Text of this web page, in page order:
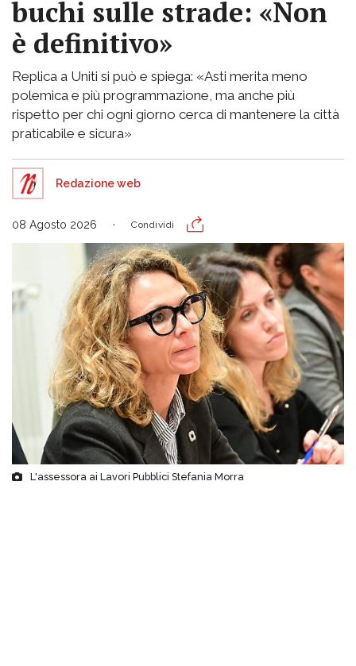
buchi sulle strade: «Non
è definitivo»
Replica a Uniti si può e spiega: «Asti merita meno
polemica e più programmazione, ma anche più
rispetto per chi ogni giorno cerca di mantenere la città
praticabile e sicura»
Redazione web
08 Agosto 2026 Condividi
L'assessora ai Lavori Pubblici Stefania Morra